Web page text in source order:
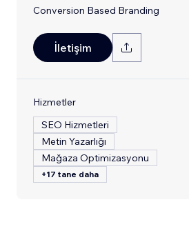
Conversion Based Branding
İletişim
Hizmetler
SEO Hizmetleri
Metin Yazarlığı
Mağaza Optimizasyonu
+17 tane daha